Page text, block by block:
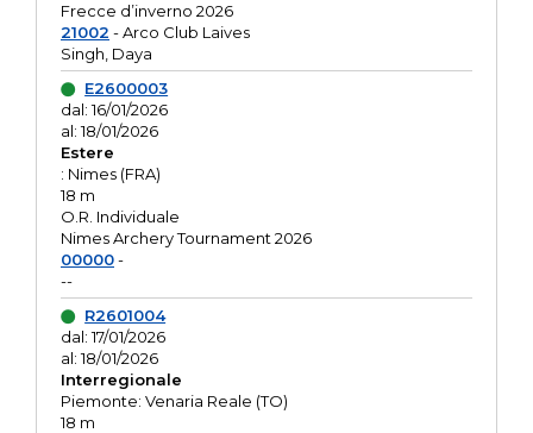
Frecce d’inverno 2026
21002 - Arco Club Laives
Singh, Daya
E2600003
dal: 16/01/2026
al: 18/01/2026
Estere
: Nimes (FRA)
18 m
O.R. Individuale
Nimes Archery Tournament 2026
00000-
--
R2601004
dal: 17/01/2026
al: 18/01/2026
Interregionale
Piemonte: Venaria Reale (TO)
18 m